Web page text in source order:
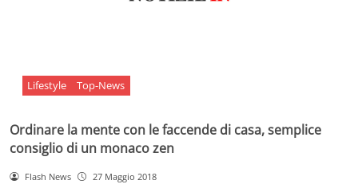
Lifestyle Top-News
Ordinare la mente con le faccende di casa, semplice
consiglio di un monaco zen
Flash News 27 Maggio 2018